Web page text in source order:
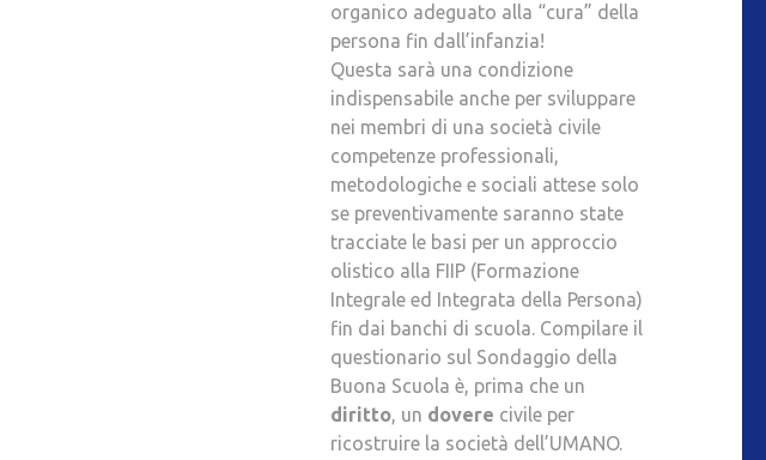
organico adeguato alla “cura” della
persona fin dall’infanzia!
Questa sarà una condizione
indispensabile anche per sviluppare
nei membri di una società civile
competenze professionali,
metodologiche e sociali attese solo
se preventivamente saranno state
tracciate le basi per un approccio
olistico alla FIIP (Formazione
Integrale ed Integrata della Persona)
fin dai banchi di scuola. Compilare il
questionario sul Sondaggio della
Buona Scuola è, prima che un
diritto, un dovere civile per
ricostruire la società dell’UMANO.